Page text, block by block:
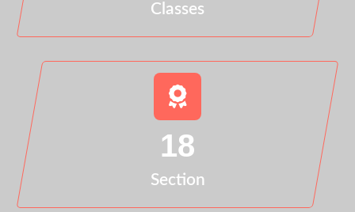
Classes
18
Section